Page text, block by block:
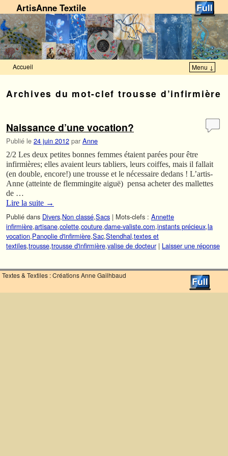
ArtisAnne Textile
Accueil Menu ↓
Archives du mot-clef trousse d’infirmière
Naissance d’une vocation?
Publié le 24 juin 2012 par Anne
2/2 Les deux petites bonnes femmes étaient parées pour être
infirmières; elles avaient leurs tabliers, leurs coiffes, mais il fallait
(en double, encore!) une trousse et le nécessaire dedans ! L’artis-
Anne (atteinte de flemmingite aiguë) pensa acheter des mallettes
de …
Lire la suite →
Publié dans Divers,Non classé,Sacs | Mots-clefs : Annette
infirmière,artisane,colette,couture,dame-valiste.com,instants précieux,la
vocation,Panoplie d'infirmière,Sac,Stendhal,textes et
textiles,trousse,trousse d'infirmière,valise de docteur | Laisser une réponse
Textes & Textiles : Créations Anne Gailhbaud